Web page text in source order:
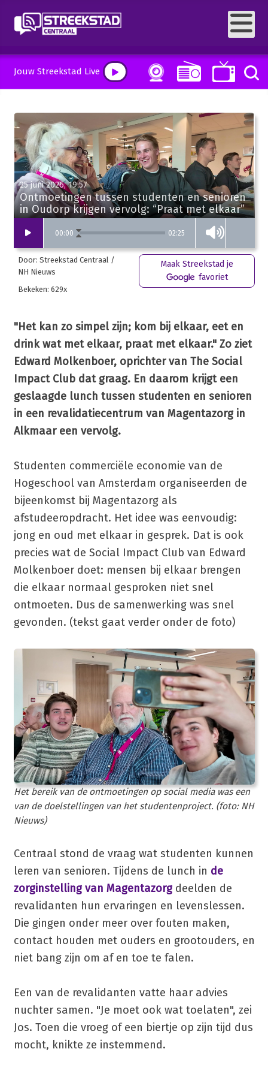
Jouw Streekstad Live
00:00 02:25
25 juni 2026, 19:57
Ontmoetingen tussen studenten en senioren
in Oudorp krijgen vervolg: “Praat met elkaar”
Door: Streekstad Centraal /
NH Nieuws
Bekeken: 629x
Maak Streekstad je
favoriet
"Het kan zo simpel zijn; kom bij elkaar, eet en
drink wat met elkaar, praat met elkaar." Zo ziet
Edward Molkenboer, oprichter van The Social
Impact Club dat graag. En daarom krijgt een
geslaagde lunch tussen studenten en senioren
in een revalidatiecentrum van Magentazorg in
Alkmaar een vervolg.
Studenten commerciële economie van de
Hogeschool van Amsterdam organiseerden de
bijeenkomst bij Magentazorg als
afstudeeropdracht. Het idee was eenvoudig:
jong en oud met elkaar in gesprek. Dat is ook
precies wat de Social Impact Club van Edward
Molkenboer doet: mensen bij elkaar brengen
die elkaar normaal gesproken niet snel
ontmoeten. Dus de samenwerking was snel
gevonden. (tekst gaat verder onder de foto)
Het bereik van de ontmoetingen op social media was een
van de doelstellingen van het studentenproject. (foto: NH
Nieuws)
Centraal stond de vraag wat studenten kunnen
leren van senioren. Tijdens de lunch in de
zorginstelling van Magentazorgdeelden de
revalidanten hun ervaringen en levenslessen.
Die gingen onder meer over fouten maken,
contact houden met ouders en grootouders, en
niet bang zijn om af en toe te falen.
Een van de revalidanten vatte haar advies
nuchter samen. "Je moet ook wat toelaten", zei
Jos. Toen die vroeg of een biertje op zijn tijd dus
mocht, knikte ze instemmend.